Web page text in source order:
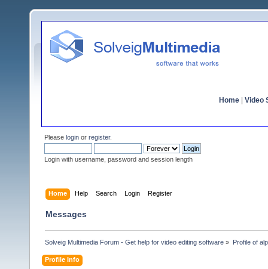
Home Video
Please login or register.
Login with username, password and session length
Home Help Search Login Register
Messages
Solveig Multimedia Forum - Get help for video editing software » Profile of
Profile Info